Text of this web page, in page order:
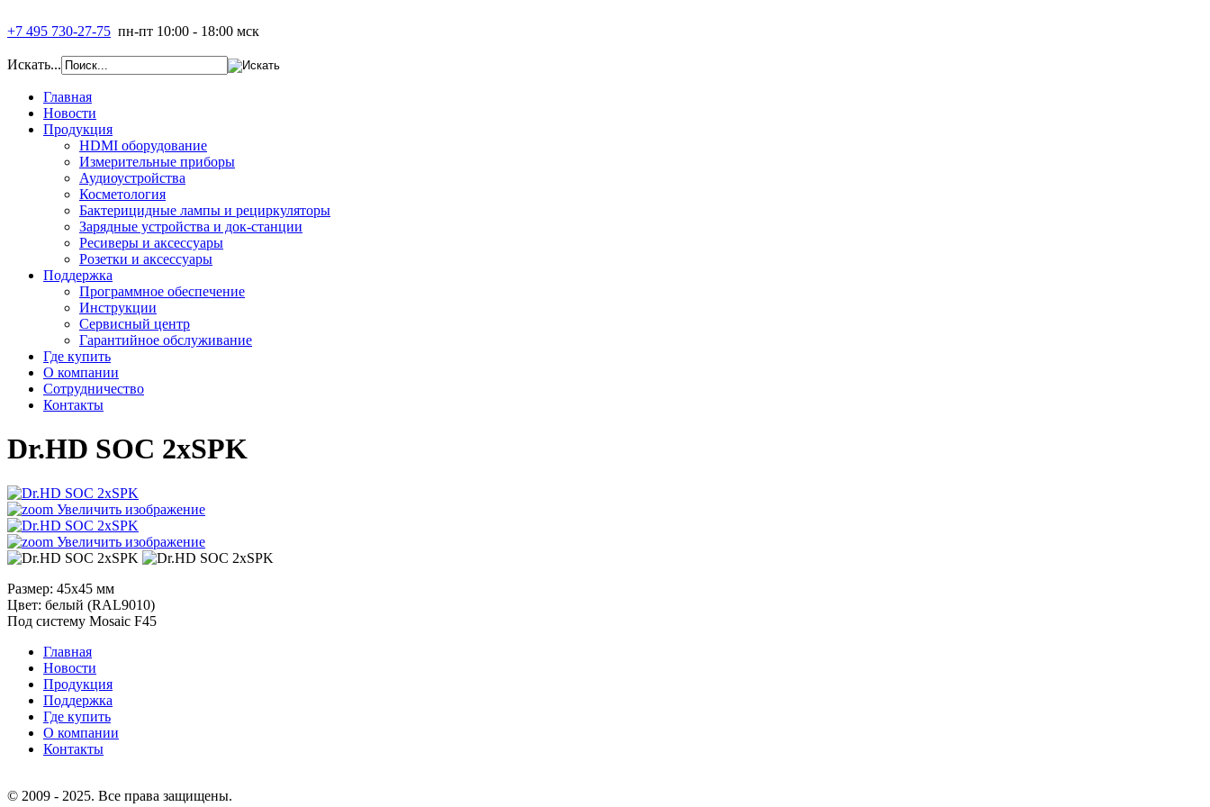
+7 495 730-27-75 пн-пт 10:00 - 18:00 мск
Искать...
Главная
Новости
Продукция
HDMI оборудование
Измерительные приборы
Аудиоустройства
Косметология
Бактерицидные лампы и рециркуляторы
Зарядные устройства и док-станции
Ресиверы и аксессуары
Розетки и аксессуары
Поддержка
Программное обеспечение
Инструкции
Сервисный центр
Гарантийное обслуживание
Где купить
О компании
Сотрудничество
Контакты
Dr.HD SOC 2xSPK
Увеличить изображение
Увеличить изображение
Размер: 45х45 мм
Цвет: белый (RAL9010)
Под систему Mosaic F45
Главная
Новости
Продукция
Поддержка
Где купить
О компании
Контакты
© 2009 - 2025. Все права защищены.